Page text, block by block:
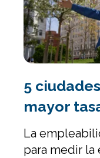
5
mayor
La
para medir la